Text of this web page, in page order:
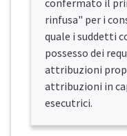
confermato il
rinfusa" per i
quale i suddetti
possesso dei
attribuzioni
attribuzioni in
esecutrici.